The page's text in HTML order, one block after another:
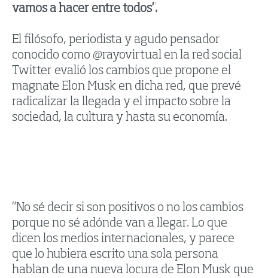
vamos a hacer entre todos”.
El filósofo, periodista y agudo pensador
conocido como @rayovirtual en la red social
Twitter evalió los cambios que propone el
magnate Elon Musk en dicha red, que prevé
radicalizar la llegada y el impacto sobre la
sociedad, la cultura y hasta su economía.
“No sé decir si son positivos o no los cambios
porque no sé adónde van a llegar. Lo que
dicen los medios internacionales, y parece
que lo hubiera escrito una sola persona
hablan de una nueva locura de Elon Musk que